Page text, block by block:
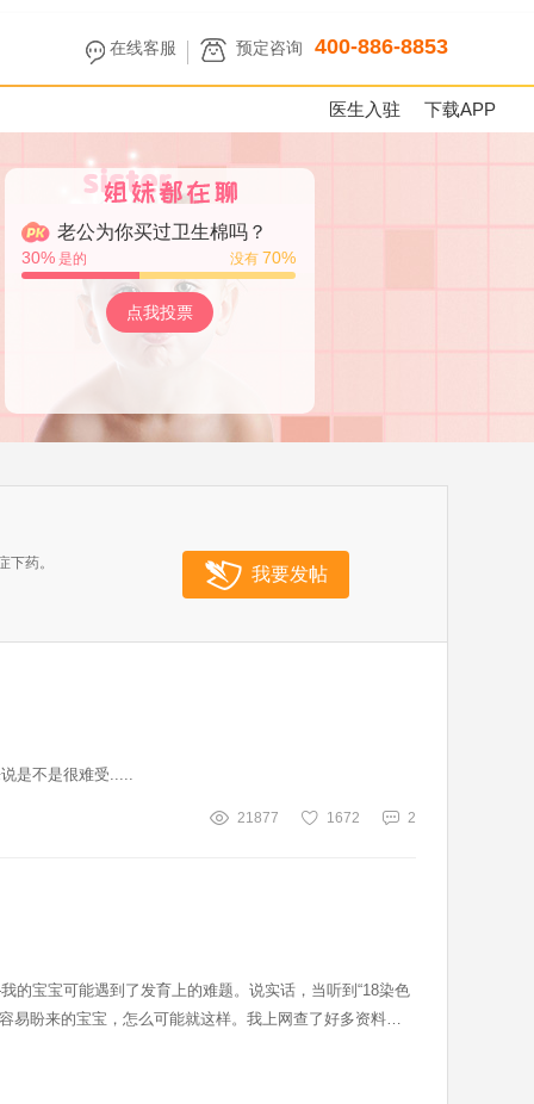
在线客服 预定咨询 400-886-8853
医生入驻 下载APP
老公为你买过卫生棉吗？
30% 是的 没有 70%
点我投票
药。
我要发帖
是不是很难受.....
21877 1672 2
宝宝可能遇到了发育上的难题。说实话，当听到“18染色
易盼来的宝宝，怎么可能就这样。我上网查了好多资料，